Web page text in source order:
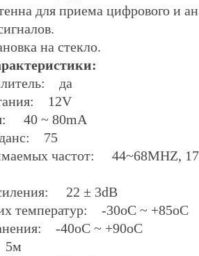
для приема цифрового и
на стекло.
да
12V
40 ~ 80mA
75
частот: 44~68MHZ,
22 ± 3dB
температур: -30oC ~ +85oC
-40oC ~ +90oC
5м